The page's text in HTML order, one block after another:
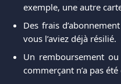
exemple, une autre
Des frais
vous l’aviez déjà résilié.
Un remboursement
commerçant n’a pas